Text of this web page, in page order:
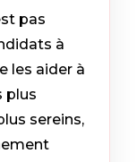
pas
à
les aider à
plus
sereins,